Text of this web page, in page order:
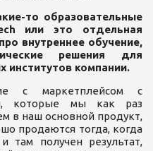
то образовательные
или это отдельная
внутреннее обучение,
решения для
институтов компании.
с маркетплейсом с
которые мы как раз
в наш основной продукт,
продаются тогда, когда
там получен результат,